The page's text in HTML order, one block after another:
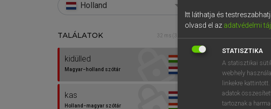
Holland
TALÁLATOK 32 ms (3 db)
kidülled
Magyar−holland szótár
kas
Holland−magyar szótár
Itt láthatja és
olvasd el az adatvédelmi
STATISZTIKA
A statisztikai
webhely
linkekre
adatok
tartoznak a
EN HU DE CN FR
0 1 2
q
a
í